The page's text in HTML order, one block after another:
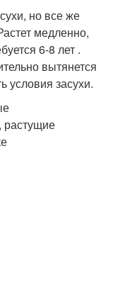
но все же
медленно,
6-8 лет .
вытянется
условия засухи.